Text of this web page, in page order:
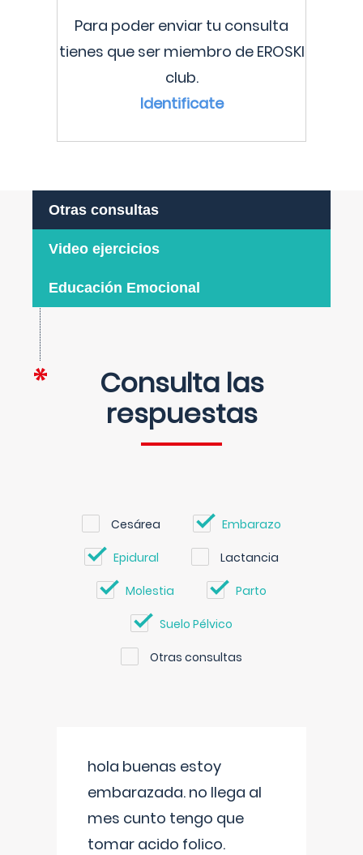
Para poder enviar tu consulta
tienes que ser miembro de EROSKI
club.
Identificate
Otras consultas
Video ejercicios
Educación Emocional
Consulta las
respuestas
Cesárea Embarazo
Epidural Lactancia
Molestia Parto
Suelo Pélvico
Otras consultas
hola buenas estoy
embarazada. no llega al
mes cunto tengo que
tomar acido folico.